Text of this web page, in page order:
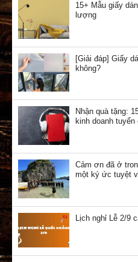
15+ Mẫu giấy
lượng
[Giải đáp] Giấy
không?
Nhận quà tặng:
kinh doanh tuyển
Cảm ơn đã ở
một ký ức tuyệt
Lịch nghỉ Lễ 2/9